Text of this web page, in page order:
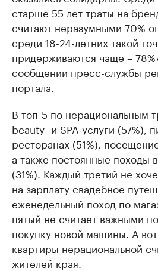
старше 55 лет траты на
считают неразумными 70%
среди 18-24-летних такой
придерживаются чаще –
сообщении пресс-службы
портала.
В топ-5 по нерациональным
beauty- и SPA-услуги (57%),
ресторанах (51%),
а также постоянные походы
(31%). Каждый третий не
на зарплату свадебное
еженедельный поход по
пятый не считает важными
покупку новой машины. А
квартиры нерациональной
жителей края.